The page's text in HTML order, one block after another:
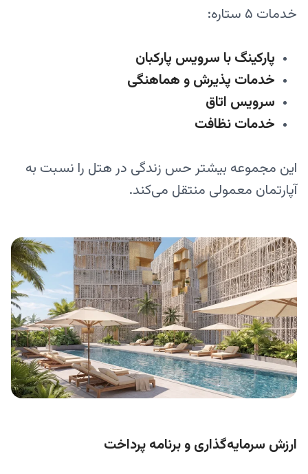
خدمات ۵ ستاره:
پارکینگ با سرویس پارکبان
خدمات پذیرش و هماهنگی
سرویس اتاق
خدمات نظافت
این مجموعه بیشتر حس زندگی در هتل را نسبت به
آپارتمان معمولی منتقل می‌کند.
ارزش سرمایه‌گذاری و برنامه پرداخت